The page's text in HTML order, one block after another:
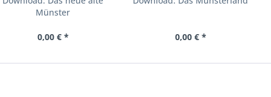
Münster
0,00 € * 0,00 € *